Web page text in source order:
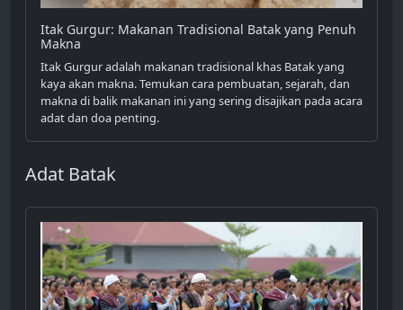
Itak Gurgur: Makanan Tradisional Batak yang Penuh
Makna
Itak Gurgur adalah makanan tradisional khas Batak yang
kaya akan makna. Temukan cara pembuatan, sejarah, dan
makna di balik makanan ini yang sering disajikan pada acara
adat dan doa penting.
Adat Batak